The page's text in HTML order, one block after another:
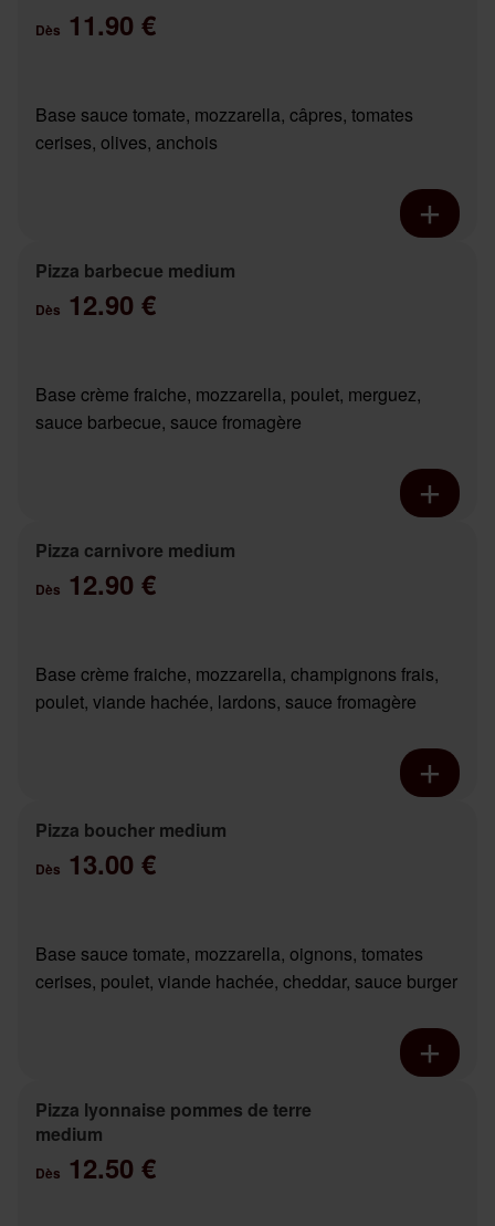
Dès 11.90 €
Base sauce tomate, mozzarella, câpres, tomates
cerises, olives, anchois
Pizza barbecue medium
Dès 12.90 €
Base crème fraiche, mozzarella, poulet, merguez,
sauce barbecue, sauce fromagère
Pizza carnivore medium
Dès 12.90 €
Base crème fraiche, mozzarella, champignons frais,
poulet, viande hachée, lardons, sauce fromagère
Pizza boucher medium
Dès 13.00 €
Base sauce tomate, mozzarella, oignons, tomates
cerises, poulet, viande hachée, cheddar, sauce burger
Pizza lyonnaise pommes de terre
medium
Dès 12.50 €